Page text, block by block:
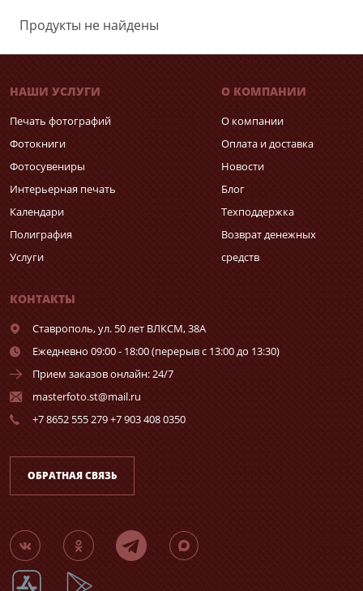
Продукты не найдены
НАШИ УСЛУГИ
Печать фотографий
Фотокниги
Фотосувениры
Интерьерная печать
Календари
Полиграфия
Услуги
О КОМПАНИИ
О компании
Оплата и доставка
Новости
Блог
Техподдержка
Возврат денежных
средств
КОНТАКТЫ
Ставрополь,ул. 50 лет ВЛКСМ, 38А
Ежедневно 09:00 - 18:00 (перерыв с 13:00 до 13:30)
Прием заказов онлайн: 24/7
masterfoto.st@mail.ru
+7 8652 555 279 +7 903 408 0350
ОБРАТНАЯ СВЯЗЬ